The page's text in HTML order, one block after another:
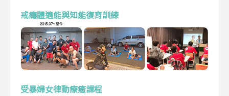
戒癮體適能與知能復育訓練
受暴婦女律動療癒課程